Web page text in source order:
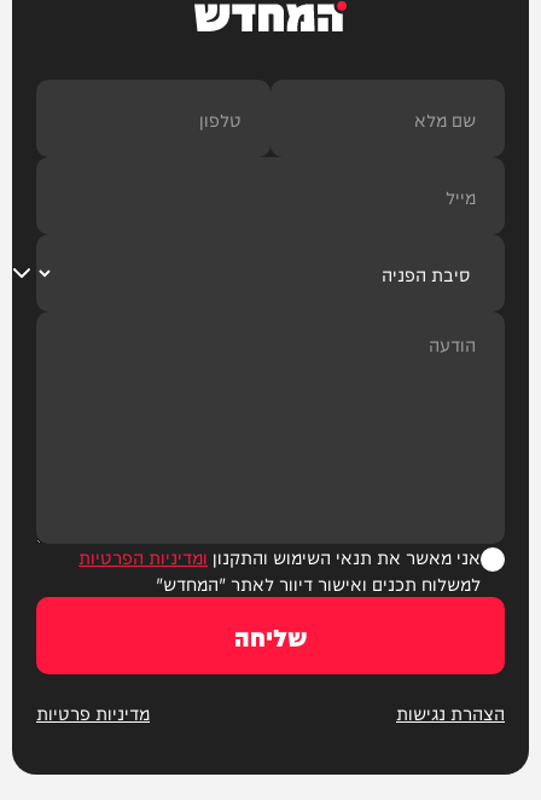
המחדש
אני מאשר את תנאי השימוש והתקנון ומדיניות הפרטיות
למשלוח תכנים ואישור דיוור לאתר "המחדש"
שליחה
הצהרת נגישות מדיניות פרטיות